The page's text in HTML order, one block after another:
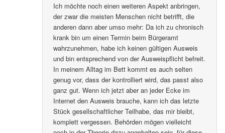
Ich möchte noch einen weiteren Aspekt anbringen,
der zwar die meisten Menschen nicht betrifft, die
anderen dann aber umso mehr: Da ich zu chronisch
krank bin um einen Termin beim Bürgeramt
wahrzunehmen, habe ich keinen gültigen Ausweis
und bin entsprechend von der Ausweispflicht befreit.
In meinem Alltag im Bett kommt es auch selten
genug vor, dass der kontrolliert wird, das passt also
ganz gut. Wenn ich jetzt aber an jeder Ecke im
Internet den Ausweis brauche, kann ich das letzte
Stück gesellschaftlicher Teilhabe, das mir bleibt,
komplett vergessen. Behörden mögen vielleicht